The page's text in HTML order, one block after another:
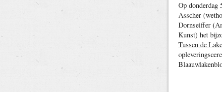
Op
Asscher
Dornseiffer
Kunst) het
Tussen de